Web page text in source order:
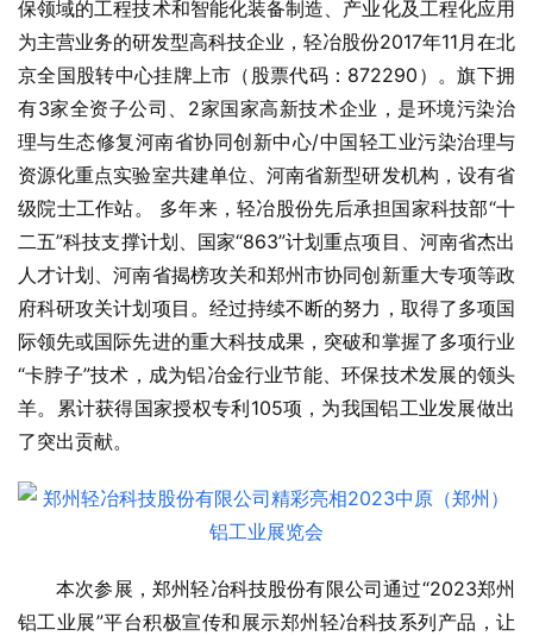
保领域的工程技术和智能化装备制造、产业化及工程化应用
为主营业务的研发型高科技企业，轻冶股份2017年11月在北
京全国股转中心挂牌上市（股票代码：872290）。旗下拥
有3家全资子公司、2家国家高新技术企业，是环境污染治
理与生态修复河南省协同创新中心/中国轻工业污染治理与
资源化重点实验室共建单位、河南省新型研发机构，设有省
级院士工作站。 多年来，轻冶股份先后承担国家科技部“十
二五”科技支撑计划、国家“863”计划重点项目、河南省杰出
人才计划、河南省揭榜攻关和郑州市协同创新重大专项等政
府科研攻关计划项目。经过持续不断的努力，取得了多项国
际领先或国际先进的重大科技成果，突破和掌握了多项行业
“卡脖子”技术，成为铝冶金行业节能、环保技术发展的领头
羊。累计获得国家授权专利105项，为我国铝工业发展做出
了突出贡献。
本次参展，郑州轻冶科技股份有限公司通过“2023郑州
铝工业展”平台积极宣传和展示郑州轻冶科技系列产品，让